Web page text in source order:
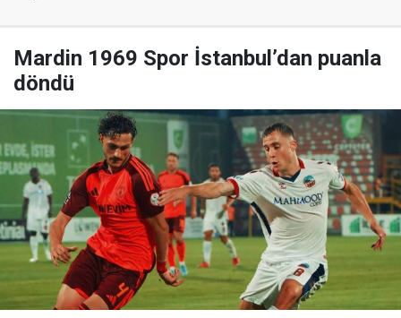
Mardin 1969 Spor İstanbul’dan puanla
döndü